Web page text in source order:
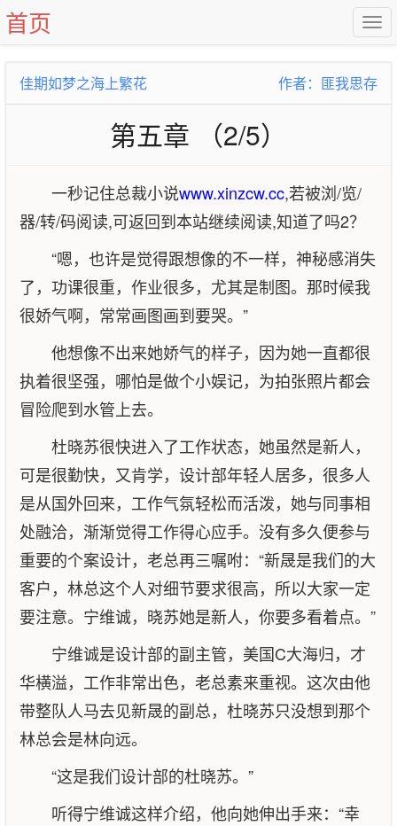
首页
佳期如梦之海上繁花 作者：匪我思存
第五章 （2/5）
一秒记住总裁小说www.xinzcw.cc,若被浏/览/
器/转/码阅读,可返回到本站继续阅读,知道了吗2？
“嗯，也许是觉得跟想像的不一样，神秘感消失
了，功课很重，作业很多，尤其是制图。那时候我
很娇气啊，常常画图画到要哭。”
他想像不出来她娇气的样子，因为她一直都很
执着很坚强，哪怕是做个小娱记，为拍张照片都会
冒险爬到水管上去。
杜晓苏很快进入了工作状态，她虽然是新人，
可是很勤快，又肯学，设计部年轻人居多，很多人
是从国外回来，工作气氛轻松而活泼，她与同事相
处融洽，渐渐觉得工作得心应手。没有多久便参与
重要的个案设计，老总再三嘱咐：“新晟是我们的大
客户，林总这个人对细节要求很高，所以大家一定
要注意。宁维诚，晓苏她是新人，你要多看着点。”
宁维诚是设计部的副主管，美国C大海归，才
华横溢，工作非常出色，老总素来重视。这次由他
带整队人马去见新晟的副总，杜晓苏只没想到那个
林总会是林向远。
“这是我们设计部的杜晓苏。”
听得宁维诚这样介绍，他向她伸出手来：“幸